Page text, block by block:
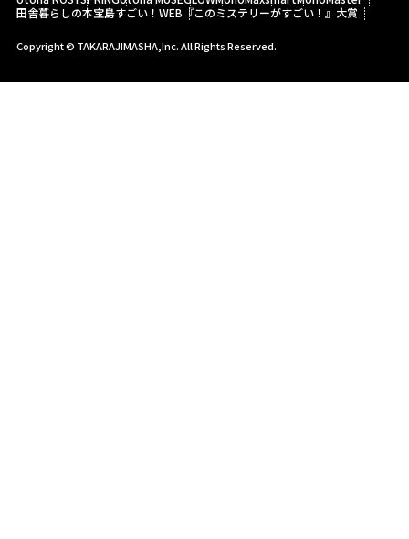
田舎暮らしの本宝島すごい！WEB 『このミステリーがすごい！』大賞
Copyright © TAKARAJIMASHA,Inc. All Rights Reserved.